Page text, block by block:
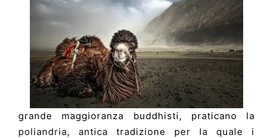
grande maggioranza buddhisti, praticano la
poliandria, antica tradizione per la quale i